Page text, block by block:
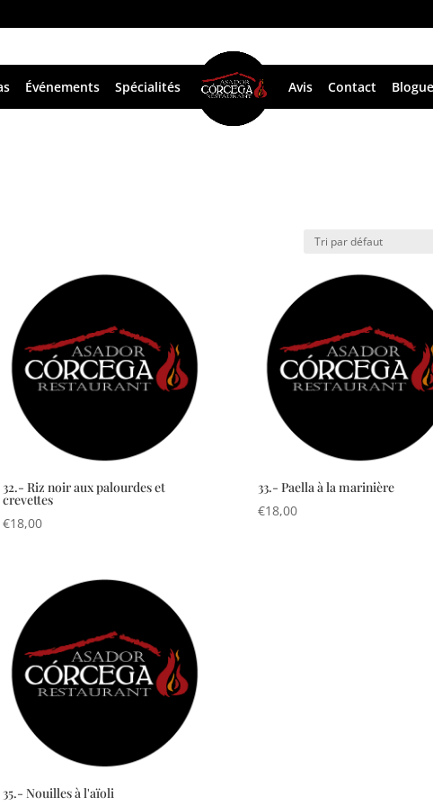
Événements Spécialités Avis Contact Blogue
32.- Riz noir aux palourdes et
crevettes
€18,00
33.- Paella à la marinière
€18,00
35.- Nouilles à l'aïoli